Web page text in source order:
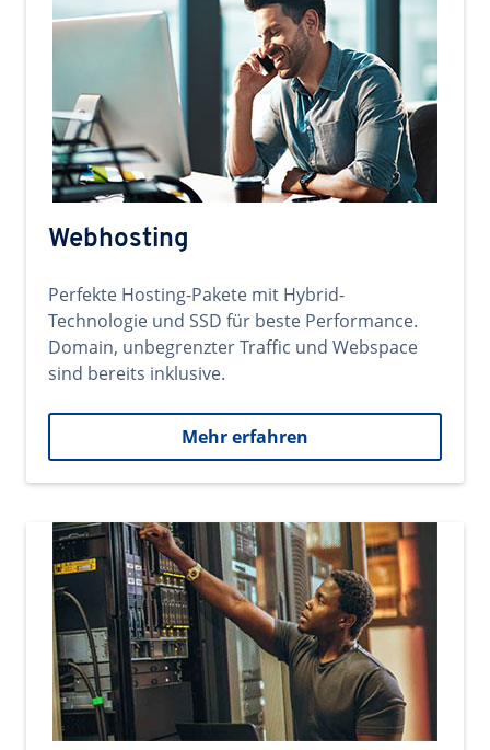
Webhosting
Perfekte Hosting-Pakete mit Hybrid-
Technologie und SSD für beste Performance.
Domain, unbegrenzter Traffic und Webspace
sind bereits inklusive.
Mehr erfahren